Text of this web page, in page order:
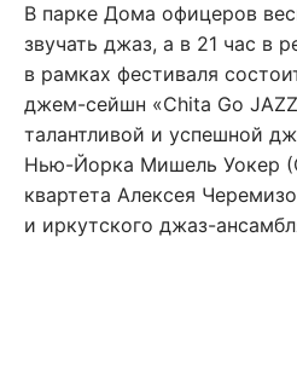
В парке Дома офицеров
звучать джаз, а в 21 час в
в рамках фестиваля
джем-сейшн «Chita Go
талантливой и успешной
Нью-Йорка Мишель Уокер
квартета Алексея
и иркутского джаз-